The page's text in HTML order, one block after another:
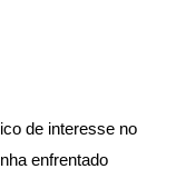
de interesse no
enfrentado